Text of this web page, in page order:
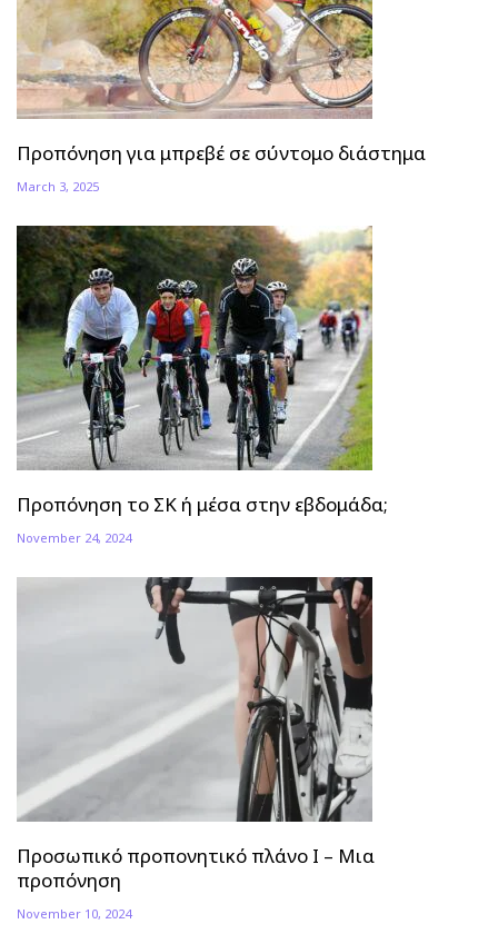
Προπόνηση για μπρεβέ σε σύντομο διάστημα
March 3, 2025
Προπόνηση το ΣΚ ή μέσα στην εβδομάδα;
November 24, 2024
Προσωπικό προπονητικό πλάνο Ι – Μια
προπόνηση
November 10, 2024